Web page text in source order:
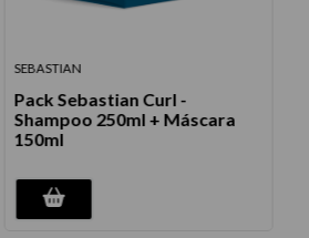
SEBASTIAN
Pack Sebastian Curl -
Shampoo 250ml + Máscara
150ml